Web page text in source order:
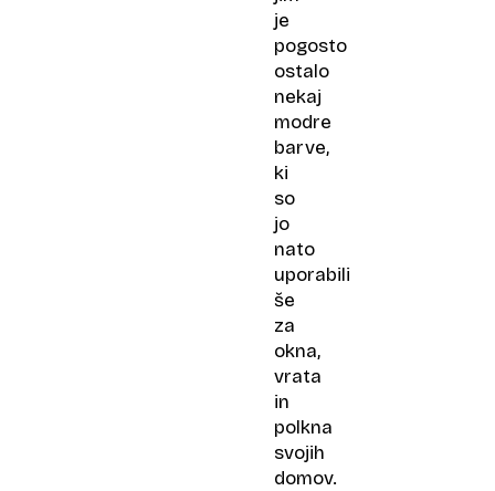
je
pogosto
ostalo
nekaj
modre
barve,
ki
so
jo
nato
uporabili
še
za
okna,
vrata
in
polkna
svojih
domov.